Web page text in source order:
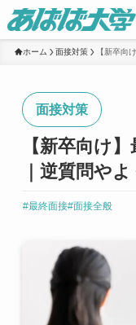
ホーム 面接対策 【新卒向
面接対策
【新卒向け
｜逆質問や
#最終面接#面接全般